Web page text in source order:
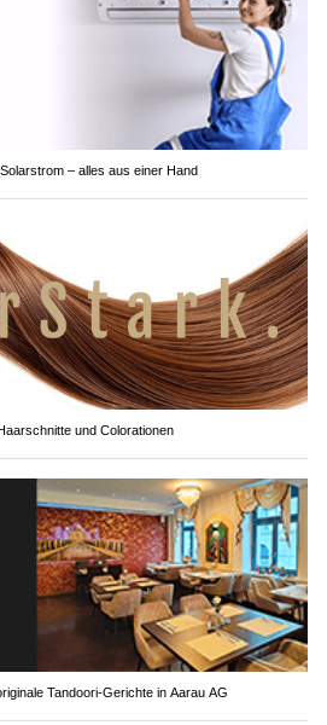
– alles aus einer Hand
und Colorationen
Tandoori-Gerichte in Aarau AG